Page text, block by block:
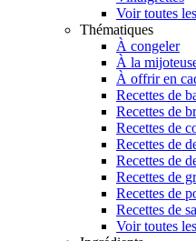
Voir toutes
Thématiques
À congeler
À la
À offrir en
Recettes de
Recettes de
Recettes de
Recettes de
Recettes de
Recettes de
Recettes de
Recettes de
Voir toutes